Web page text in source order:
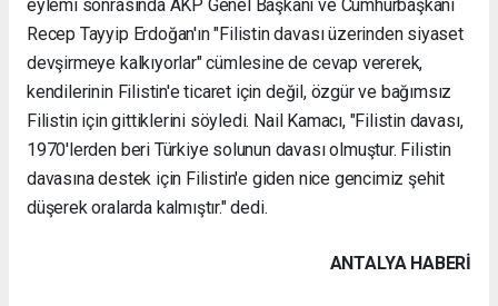
eylemi sonrasında AKP Genel Başkanı ve Cumhurbaşkanı
Recep Tayyip Erdoğan'ın "Filistin davası üzerinden siyaset
devşirmeye kalkıyorlar" cümlesine de cevap vererek,
kendilerinin Filistin'e ticaret için değil, özgür ve bağımsız
Filistin için gittiklerini söyledi. Nail Kamacı, "Filistin davası,
1970'lerden beri Türkiye solunun davası olmuştur. Filistin
davasına destek için Filistin'e giden nice gencimiz şehit
düşerek oralarda kalmıştır." dedi.
ANTALYA HABERİ